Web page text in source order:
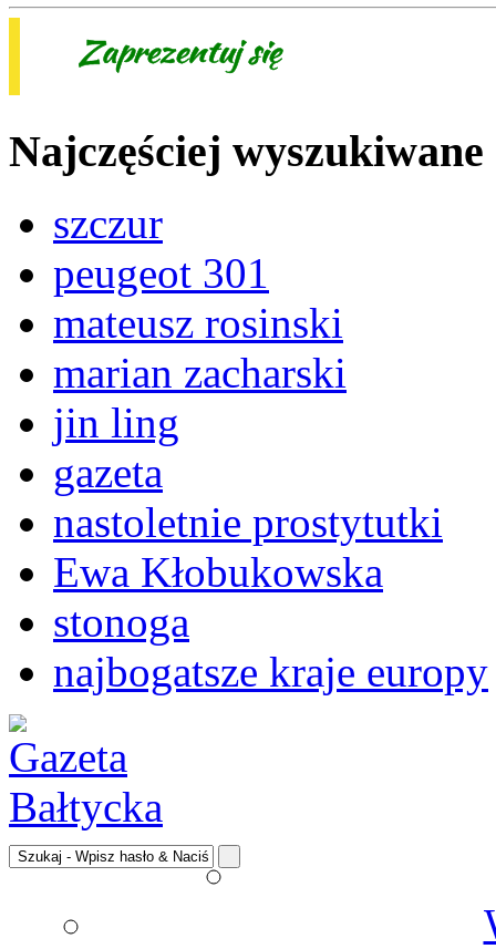
Najczęściej wyszukiwane
szczur
peugeot 301
mateusz rosinski
marian zacharski
jin ling
gazeta
nastoletnie prostytutki
Ewa Kłobukowska
stonoga
najbogatsze kraje europy